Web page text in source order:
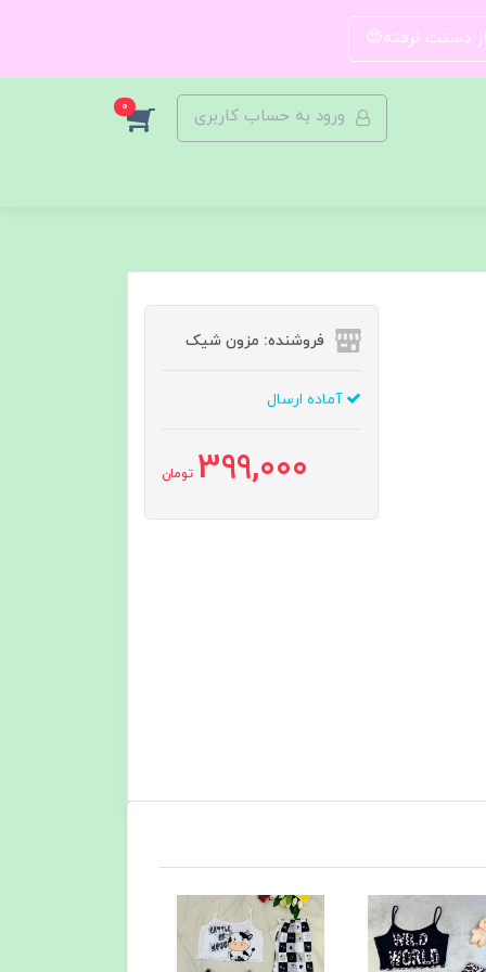
از دستت نرفته😍
ورود به حساب کاربری 0
فروشنده: مزون شیک
آماده ارسال
399,000 تومان